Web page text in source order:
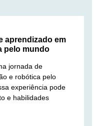
aprendizado em
pelo mundo
jornada de
e robótica pelo
experiência pode
e habilidades